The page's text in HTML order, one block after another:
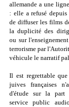
allemande a une
: elle a refusé
de diffuser les films
la duplicité des
ou sur
terrorisme par
véhicule le narratif
Il est regrettable
juives françaises
d'étude sur la part
service public